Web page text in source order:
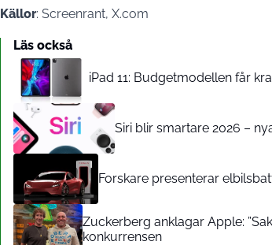
Källor: Screenrant, X.com
Läs också
iPad 11: Budgetmodellen får
Siri blir smartare 2026 –
Forskare presenterar
Zuckerberg anklagar Apple:
konkurrensen